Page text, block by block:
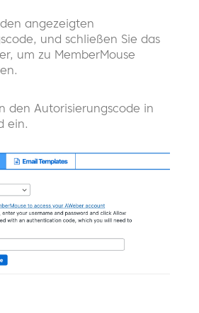
angezeigten
und schließen Sie das
um zu MemberMouse
den Autorisierungscode in
ein.